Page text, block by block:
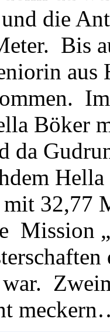
die
Bis
Böker
da
32,77
Mission